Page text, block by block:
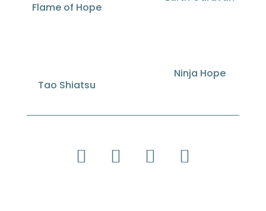
Flame of Hope
Tao Shiatsu
Ninja Hope